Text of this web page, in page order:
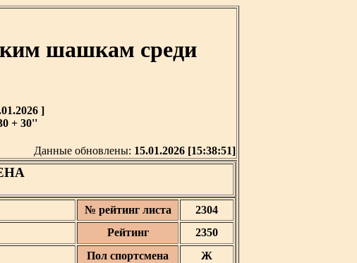
шашкам среди
]
+ 30''
Данные обновлены: 15.01.2026 [15:38:51]
№ рейтинг листа
2304
Рейтинг
2350
Пол спортсмена
Ж